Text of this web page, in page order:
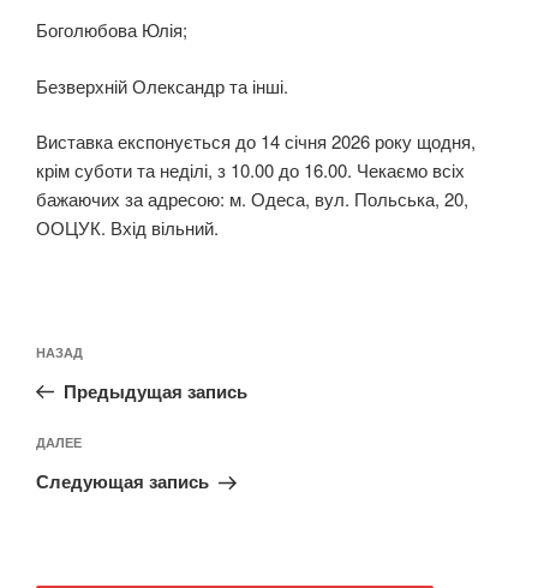
Боголюбова Юлія;
Безверхній Олександр та інші.
Виставка експонується до 14 січня 2026 року щодня,
крім суботи та неділі, з 10.00 до 16.00. Чекаємо всіх
бажаючих за адресою: м. Одеса, вул. Польська, 20,
ООЦУК. Вхід вільний.
по
записям
Предыдущая
запись:
НАЗАД
Предыдущая запись
Следующая
запись
ДАЛЕЕ
Следующая запись